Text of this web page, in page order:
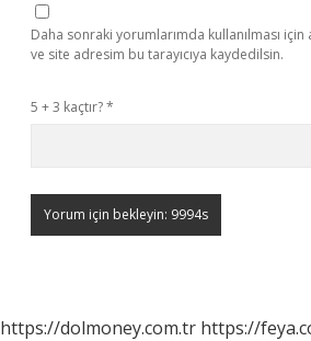
Daha sonraki yorumlarımda kullanılması
ve site adresim bu tarayıcıya kaydedilsin.
5 + 3 kaçtır?*
https://dolmoney.com.tr https://